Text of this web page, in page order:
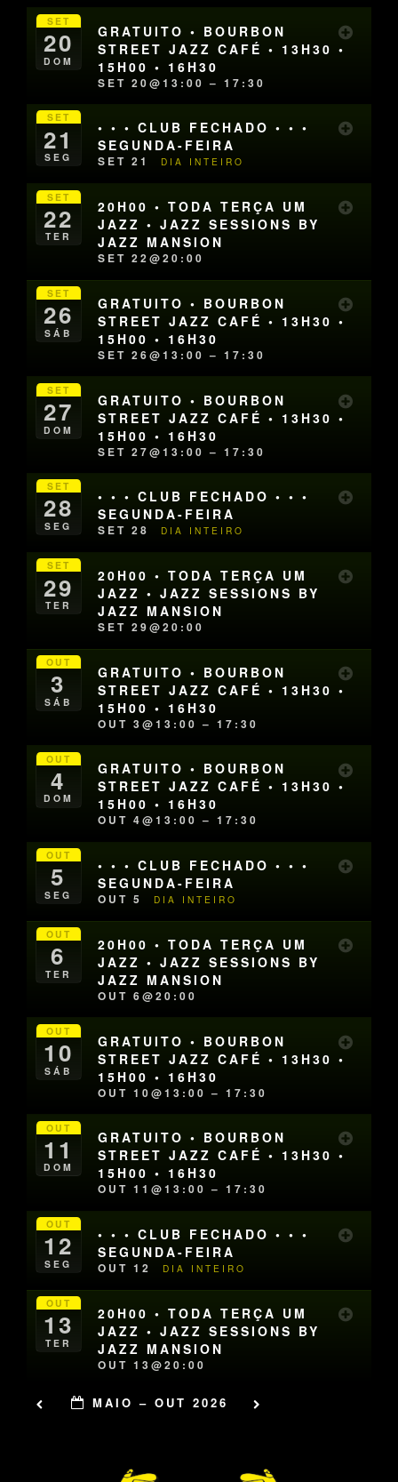
SET
20
DOM
GRATUITO • BOURBON
STREET JAZZ CAFÉ • 13H30 •
15H00 • 16H30
SET 20@13:00 – 17:30
SET
21
SEG
• • • CLUB FECHADO • • •
SEGUNDA-FEIRA
SET 21 DIA INTEIRO
SET
22
TER
20H00 • TODA TERÇA UM
JAZZ • JAZZ SESSIONS BY
JAZZ MANSION
SET 22@20:00
SET
26
SÁB
GRATUITO • BOURBON
STREET JAZZ CAFÉ • 13H30 •
15H00 • 16H30
SET 26@13:00 – 17:30
SET
27
DOM
GRATUITO • BOURBON
STREET JAZZ CAFÉ • 13H30 •
15H00 • 16H30
SET 27@13:00 – 17:30
SET
28
SEG
• • • CLUB FECHADO • • •
SEGUNDA-FEIRA
SET 28 DIA INTEIRO
SET
29
TER
20H00 • TODA TERÇA UM
JAZZ • JAZZ SESSIONS BY
JAZZ MANSION
SET 29@20:00
OUT
3
SÁB
GRATUITO • BOURBON
STREET JAZZ CAFÉ • 13H30 •
15H00 • 16H30
OUT 3@13:00 – 17:30
OUT
4
DOM
GRATUITO • BOURBON
STREET JAZZ CAFÉ • 13H30 •
15H00 • 16H30
OUT 4@13:00 – 17:30
OUT
5
SEG
• • • CLUB FECHADO • • •
SEGUNDA-FEIRA
OUT 5 DIA INTEIRO
OUT
6
TER
20H00 • TODA TERÇA UM
JAZZ • JAZZ SESSIONS BY
JAZZ MANSION
OUT 6@20:00
OUT
10
SÁB
GRATUITO • BOURBON
STREET JAZZ CAFÉ • 13H30 •
15H00 • 16H30
OUT 10@13:00 – 17:30
OUT
11
DOM
GRATUITO • BOURBON
STREET JAZZ CAFÉ • 13H30 •
15H00 • 16H30
OUT 11@13:00 – 17:30
OUT
12
SEG
• • • CLUB FECHADO • • •
SEGUNDA-FEIRA
OUT 12 DIA INTEIRO
OUT
13
TER
20H00 • TODA TERÇA UM
JAZZ • JAZZ SESSIONS BY
JAZZ MANSION
OUT 13@20:00
MAIO – OUT 2026